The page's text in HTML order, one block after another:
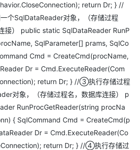
return Dr; } //
个SqlDataReader对象，（存储过程
接） public static SqlDataReader RunP
SqlParameter[] prams, SqlCo
Cmd = CreateCmd(procName,
Dr = Cmd.ExecuteReader(Com
return Dr; } //③执行存储过程
对象，（存储过程名，数据库连接） p
RunProcGetReader(string procNa
{ SqlCommand Cmd = CreateCmd(p
Dr = Cmd.ExecuteReader(Co
return Dr; } //④执行存储过